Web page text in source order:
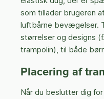
som tillader brugeren
luftbårne bevægelser.
størrelser og designs
trampolin), til både
Placering af
Når du beslutter dig